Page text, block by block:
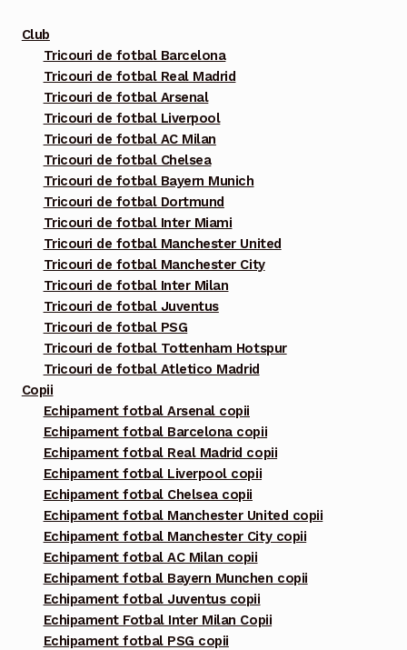
Club
Tricouri de fotbal Barcelona
Tricouri de fotbal Real Madrid
Tricouri de fotbal Arsenal
Tricouri de fotbal Liverpool
Tricouri de fotbal AC Milan
Tricouri de fotbal Chelsea
Tricouri de fotbal Bayern Munich
Tricouri de fotbal Dortmund
Tricouri de fotbal Inter Miami
Tricouri de fotbal Manchester United
Tricouri de fotbal Manchester City
Tricouri de fotbal Inter Milan
Tricouri de fotbal Juventus
Tricouri de fotbal PSG
Tricouri de fotbal Tottenham Hotspur
Tricouri de fotbal Atletico Madrid
Copii
Echipament fotbal Arsenal copii
Echipament fotbal Barcelona copii
Echipament fotbal Real Madrid copii
Echipament fotbal Liverpool copii
Echipament fotbal Chelsea copii
Echipament fotbal Manchester United copii
Echipament fotbal Manchester City copii
Echipament fotbal AC Milan copii
Echipament fotbal Bayern Munchen copii
Echipament fotbal Juventus copii
Echipament Fotbal Inter Milan Copii
Echipament fotbal PSG copii